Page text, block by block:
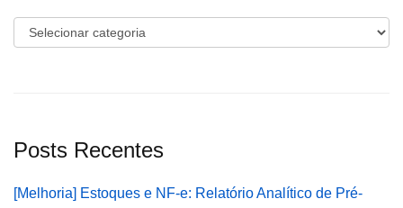
Categorias
Posts Recentes
[Melhoria] Estoques e NF-e: Relatório Analítico de Pré-